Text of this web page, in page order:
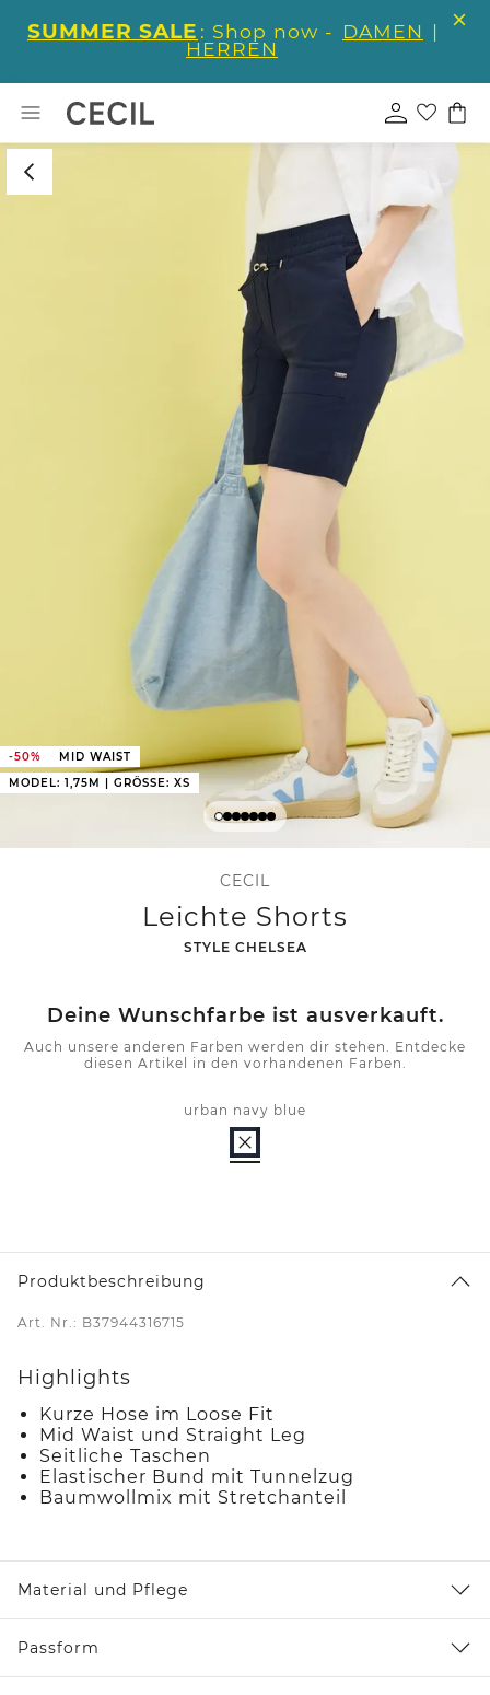
SUMMER SALE : Shop now - DAMEN |
HERREN
-50%
MID WAIST
MODEL: 1,75M | GRÖSSE: XS
CECIL
Leichte Shorts
-
STYLE CHELSEA
Deine Wunschfarbe ist ausverkauft.
Auch unsere anderen Farben werden dir stehen. Entdecke
diesen Artikel in den vorhandenen Farben.
urban navy blue
Produktbeschreibung
Art. Nr.: B37944316715
Highlights
Kurze Hose im Loose Fit
Mid Waist und Straight Leg
Seitliche Taschen
Elastischer Bund mit Tunnelzug
Baumwollmix mit Stretchanteil
Material und Pflege
Passform